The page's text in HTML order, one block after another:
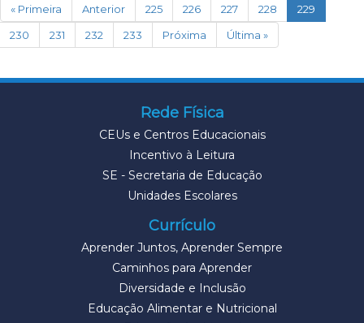
« Primeira Anterior 225 226 227 228 229
230 231 232 233 Próxima Última »
Rede Física
CEUs e Centros Educacionais
Incentivo à Leitura
SE - Secretaria de Educação
Unidades Escolares
Currículo
Aprender Juntos, Aprender Sempre
Caminhos para Aprender
Diversidade e Inclusão
Educação Alimentar e Nutricional